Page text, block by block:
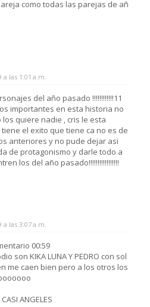
como todas las parejas de año
las 1:01 a.m.
del año pasado !!!!!!!!!!!!11
importantes en esta historia no
quiere nadie , cris le esta
el exito que tiene ca no es de
anteriores y no pude dejar asi
de protagonismo y darle todo a
los del año pasado!!!!!!!!!!!!!!!!!
las 3:07 a.m.
00:59
son KIKA LUNA Y PEDRO con sol
me caen bien pero a los otros los
ANGELES